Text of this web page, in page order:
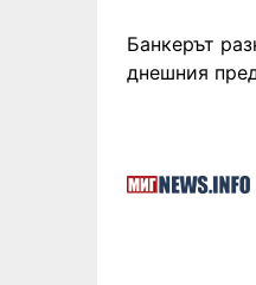
Банкерът
днешния